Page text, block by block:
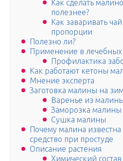
Как сделать
полезнее?
Как заваривать
пропорции
Полезно ли?
Применение в лечебных
Профилактика
Как работают кетоны
Мнение эксперта
Заготовка малины на
Варенье из
Заморозка малины
Сушка малины
Почему малина
средство при простуде
Описание растения
Химический состав